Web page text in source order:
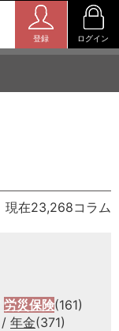
登録 ログイン
現在23,268コラム
労災保険(161)
年金(371)